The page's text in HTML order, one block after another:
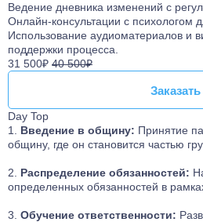
Ведение дневника изменений с
Онлайн-консультации с психологом
Использование аудиоматериалов и
поддержки процесса.
31 500₽ 40 500₽
Заказать
Заказать
Day Top
Введение в общину: Принятие
общину, где он становится частью
Распределение обязанностей:
определенных обязанностей в
Обучение ответственности: